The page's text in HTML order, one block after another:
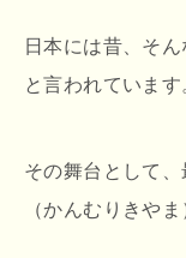
日本には昔、そ
と言われています
その舞台として
（かんむりきやま